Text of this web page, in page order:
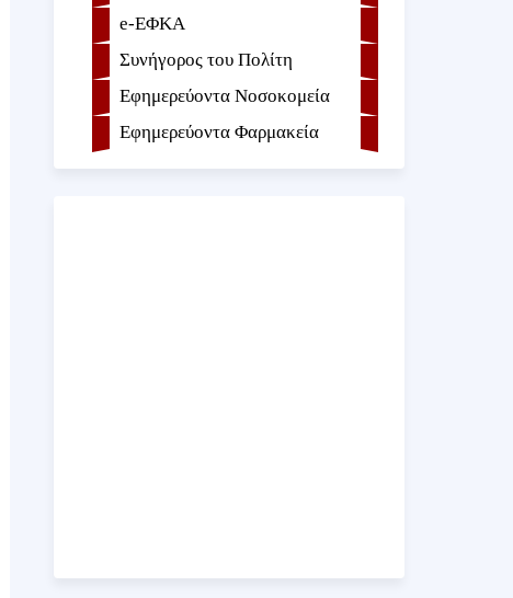
e-ΕΦKA
Συνήγορος του Πολίτη
Εφημερεύοντα Νοσοκομεία
Εφημερεύοντα Φαρμακεία